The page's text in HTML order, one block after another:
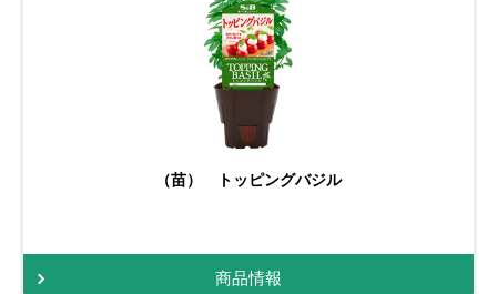
（苗） トッピングバジル
商品情報